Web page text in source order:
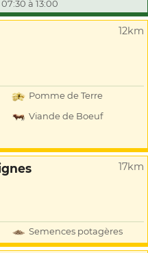
à 13:00
12km
Pomme de Terre
Viande de Boeuf
17km
Semences potagères